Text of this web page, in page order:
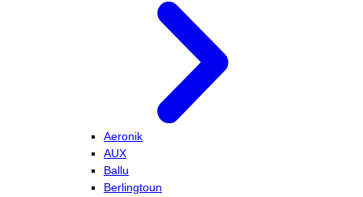
Aeronik
AUX
Ballu
Berlingtoun